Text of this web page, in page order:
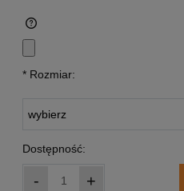
* Rozmiar:
Dostępność:
- +